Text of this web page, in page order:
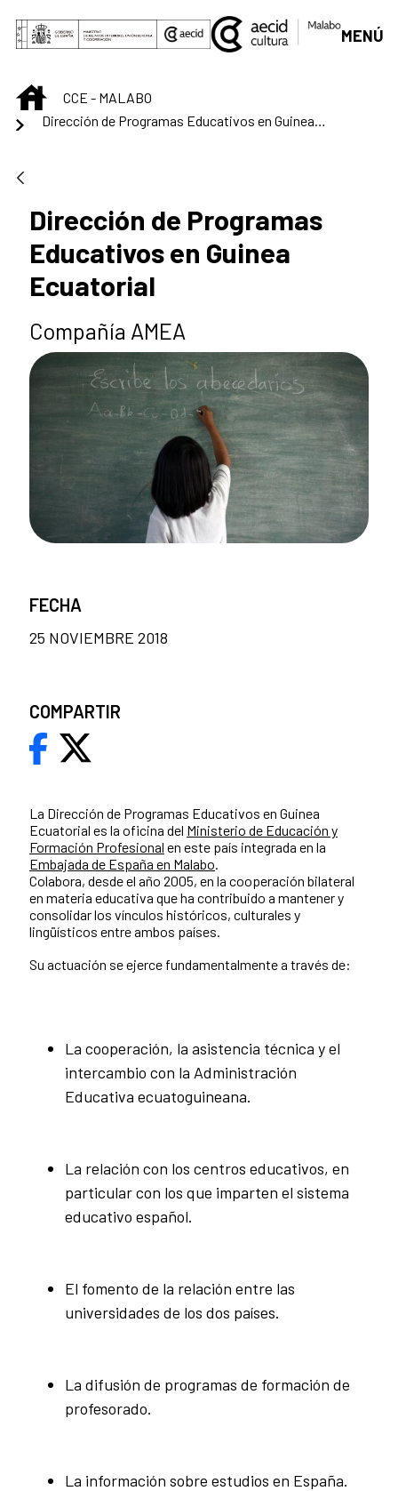
Saltar al contenido principal
MENÚ
INICIOCCE - MALABO
Dirección de Programas Educativos en Guinea Ecuatorial
Dirección de Programas
Educativos en Guinea
Ecuatorial
Compañía AMEA
La Dirección de Programas Educativos en Guinea
Ecuatorial es la oficina del Ministerio de Educación y
Formación Profesional en este país integrada en la
Embajada de España en Malabo
Colabora, desde el año 2005, en la cooperación bilateral
en materia educativa que ha contribuido a mantener y
consolidar los vínculos históricos, culturales y
lingüísticos entre ambos países.
Su actuación se ejerce fundamentalmente a través de:
La cooperación, la asistencia técnica y el
intercambio con la Administración
Educativa ecuatoguineana.
La relación con los centros educativos, en
particular con los que imparten el sistema
educativo español.
El fomento de la relación entre las
universidades de los dos países.
La difusión de programas de formación de
profesorado.
La información sobre estudios en España.
FECHA
25 NOVIEMBRE 2018
COMPARTIR